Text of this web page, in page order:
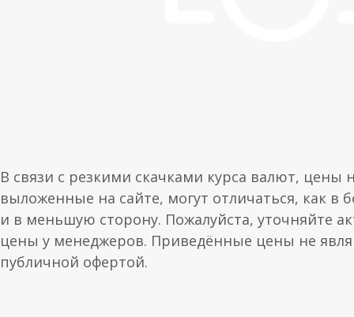
В связи с резкими скачками курса валют, цены
выложенные на сайте, могут отличаться, как в
и в меньшую сторону. Пожалуйста, уточняйте
цены у менеджеров. Приведённые цены не
публичной офертой.